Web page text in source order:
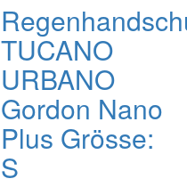
TUCANO
URBANO
Gordon Nano
Plus Grösse:
S